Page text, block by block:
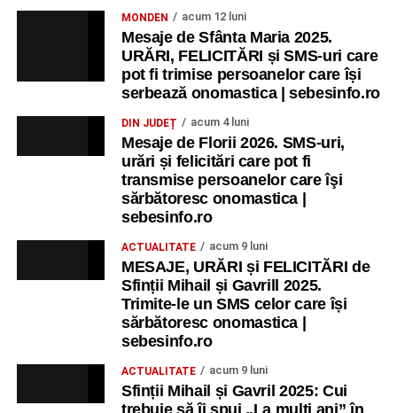
MONDEN acum 12 luni
Mesaje de Sfânta Maria 2025.
URĂRI, FELICITĂRI și SMS-uri care
pot fi trimise persoanelor care își
serbează onomastica | sebesinfo.ro
DIN JUDEȚ acum 4 luni
Mesaje de Florii 2026. SMS-uri,
urări și felicitări care pot fi
transmise persoanelor care îşi
sărbătoresc onomastica |
sebesinfo.ro
ACTUALITATE acum 9 luni
MESAJE, URĂRI și FELICITĂRI de
Sfinții Mihail și Gavrill 2025.
Trimite-le un SMS celor care își
sărbătoresc onomastica |
sebesinfo.ro
ACTUALITATE acum 9 luni
Sfinții Mihail și Gavril 2025: Cui
trebuie să îi spui „La mulţi ani” în